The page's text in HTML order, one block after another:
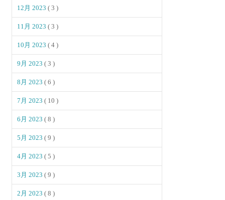
12月 2023( 3 )
11月 2023( 3 )
10月 2023( 4 )
9月 2023( 3 )
8月 2023( 6 )
7月 2023( 10 )
6月 2023( 8 )
5月 2023( 9 )
4月 2023( 5 )
3月 2023( 9 )
2月 2023( 8 )